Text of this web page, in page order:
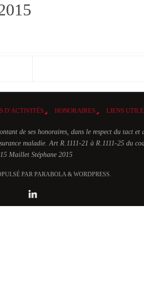
D’ACTIVITÉS HONORAIRES LIENS
de ses honoraires, dans le respect du tact et
maladie. Art R.1111-21 à R.1111-25 du
Maillet Stéphane 2015
PAR PARABOLA & WORDPRESS.